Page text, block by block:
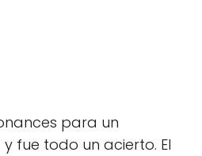
para un
fue todo un acierto. El